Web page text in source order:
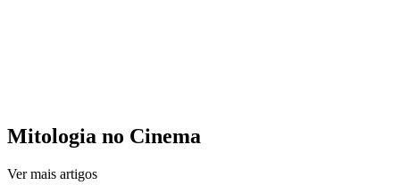
Mitologia no Cinema
Ver mais artigos